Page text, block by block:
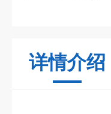
详情介绍